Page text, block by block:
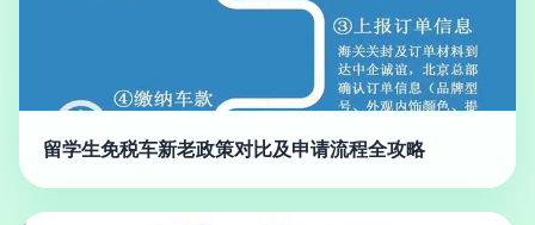
留学生免税车新老政策对比及申请流程全攻略